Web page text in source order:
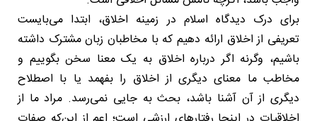
برای درک دیدگاه اسلام در زمینه اخلاق، ابتدا می‌بایست
تعریفی از اخلاق ارائه دهیم که با مخاطبان زبان مشترک داشته
باشیم، وگرنه اگر درباره اخلاق به یک معنا سخن بگوییم و
مخاطب ما معنای دیگری از اخلاق را بفهمد یا با اصطلاح
دیگری از آن آشنا باشد، بحث به جایی نمی‌رسد. مراد ما از